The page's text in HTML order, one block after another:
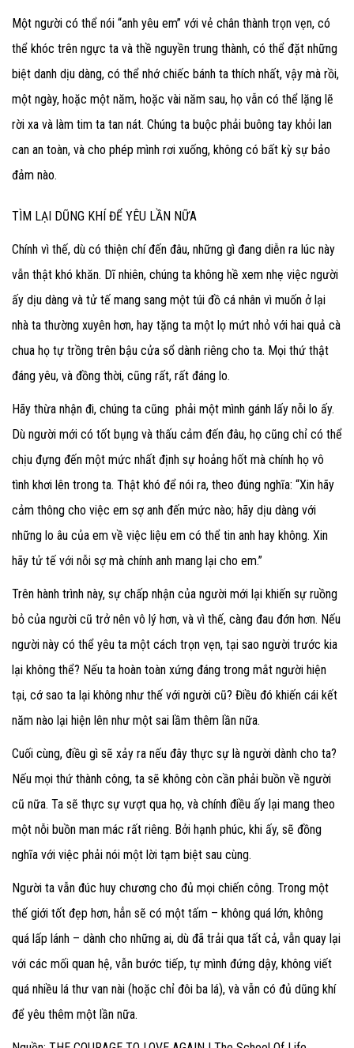
Một người có thể nói “anh yêu em” với vẻ chân thành trọn vẹn, có
thể khóc trên ngực ta và thề nguyền trung thành, có thể đặt những
biệt danh dịu dàng, có thể nhớ chiếc bánh ta thích nhất, vậy mà rồi,
một ngày, hoặc một năm, hoặc vài năm sau, họ vẫn có thể lặng lẽ
rời xa và làm tim ta tan nát. Chúng ta buộc phải buông tay khỏi lan
can an toàn, và cho phép mình rơi xuống, không có bất kỳ sự bảo
đảm nào.
TÌM LẠI DŨNG KHÍ ĐỂ YÊU LẦN NỮA
Chính vì thế, dù có thiện chí đến đâu, những gì đang diễn ra lúc này
vẫn thật khó khăn. Dĩ nhiên, chúng ta không hề xem nhẹ việc người
ấy dịu dàng và tử tế mang sang một túi đồ cá nhân vì muốn ở lại
nhà ta thường xuyên hơn, hay tặng ta một lọ mứt nhỏ với hai quả cà
chua họ tự trồng trên bậu cửa sổ dành riêng cho ta. Mọi thứ thật
đáng yêu, và đồng thời, cũng rất, rất đáng lo.
Hãy thừa nhận đi, chúng ta cũng phải một mình gánh lấy nỗi lo ấy.
Dù người mới có tốt bụng và thấu cảm đến đâu, họ cũng chỉ có thể
chịu đựng đến một mức nhất định sự hoảng hốt mà chính họ vô
tình khơi lên trong ta. Thật khó để nói ra, theo đúng nghĩa: “Xin hãy
cảm thông cho việc em sợ anh đến mức nào; hãy dịu dàng với
những lo âu của em về việc liệu em có thể tin anh hay không. Xin
hãy tử tế với nỗi sợ mà chính anh mang lại cho em.”
Trên hành trình này, sự chấp nhận của người mới lại khiến sự ruồng
bỏ của người cũ trở nên vô lý hơn, và vì thế, càng đau đớn hơn. Nếu
người này có thể yêu ta một cách trọn vẹn, tại sao người trước kia
lại không thể? Nếu ta hoàn toàn xứng đáng trong mắt người hiện
tại, cớ sao ta lại không như thế với người cũ? Điều đó khiến cái kết
năm nào lại hiện lên như một sai lầm thêm lần nữa.
Cuối cùng, điều gì sẽ xảy ra nếu đây thực sự là người dành cho ta?
Nếu mọi thứ thành công, ta sẽ không còn cần phải buồn về người
cũ nữa. Ta sẽ thực sự vượt qua họ, và chính điều ấy lại mang theo
một nỗi buồn man mác rất riêng. Bởi hạnh phúc, khi ấy, sẽ đồng
nghĩa với việc phải nói một lời tạm biệt sau cùng.
Người ta vẫn đúc huy chương cho đủ mọi chiến công. Trong một
thế giới tốt đẹp hơn, hẳn sẽ có một tấm – không quá lớn, không
quá lấp lánh – dành cho những ai, dù đã trải qua tất cả, vẫn quay lại
với các mối quan hệ, vẫn bước tiếp, tự mình đứng dậy, không viết
quá nhiều lá thư van nài (hoặc chỉ đôi ba lá), và vẫn có đủ dũng khí
để yêu thêm một lần nữa.